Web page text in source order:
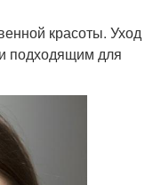
красоты. Уход
подходящим для